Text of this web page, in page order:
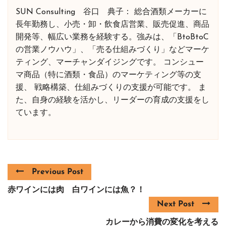
SUN Consulting 谷口 典子： 総合酒類メーカーに
長年勤務し、小売・卸・飲食店営業、販売促進、商品
開発等、幅広い業務を経験する。強みは、「BtoBtoC
の営業ノウハウ」、「売る仕組みづくり」などマーケ
ティング、マーチャンダイジングです。 コンシュー
マ商品（特に酒類・食品）のマーケティング等の支
援、 戦略構築、仕組みづくりの支援が可能です。 ま
た、自身の経験を活かし、リーダーの育成の支援をし
ています。
Previous Post
赤ワインには肉 白ワインには魚？！
Next Post
カレーから消費の変化を考える